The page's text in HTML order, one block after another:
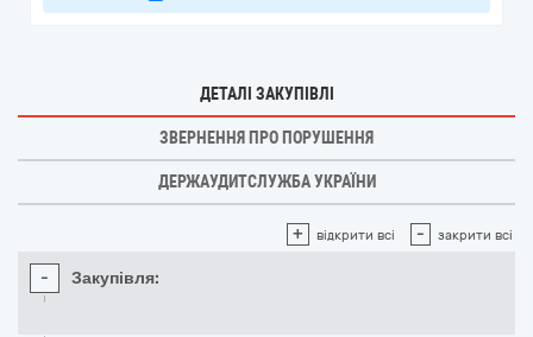
ДЕТАЛІ ЗАКУПІВЛІ
ЗВЕРНЕННЯ ПРО ПОРУШЕННЯ
ДЕРЖАУДИТСЛУЖБА УКРАЇНИ
+ відкрити всі - закрити всі
- Закупівля: